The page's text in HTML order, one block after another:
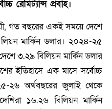
রেমিট্যান্স প্রবাহ।
গত বছরের একই সময়ে দেশে
মার্কিন ডলার। ২০২৪-২৫
৩.২৯ বিলিয়ন মার্কিন ডলার
ইতিহাসে এক মাসে সর্বোচ্চ
২৬ অর্থবছরের জুলাই থেকে
১৬.২৬ বিলিয়ন মার্কিন